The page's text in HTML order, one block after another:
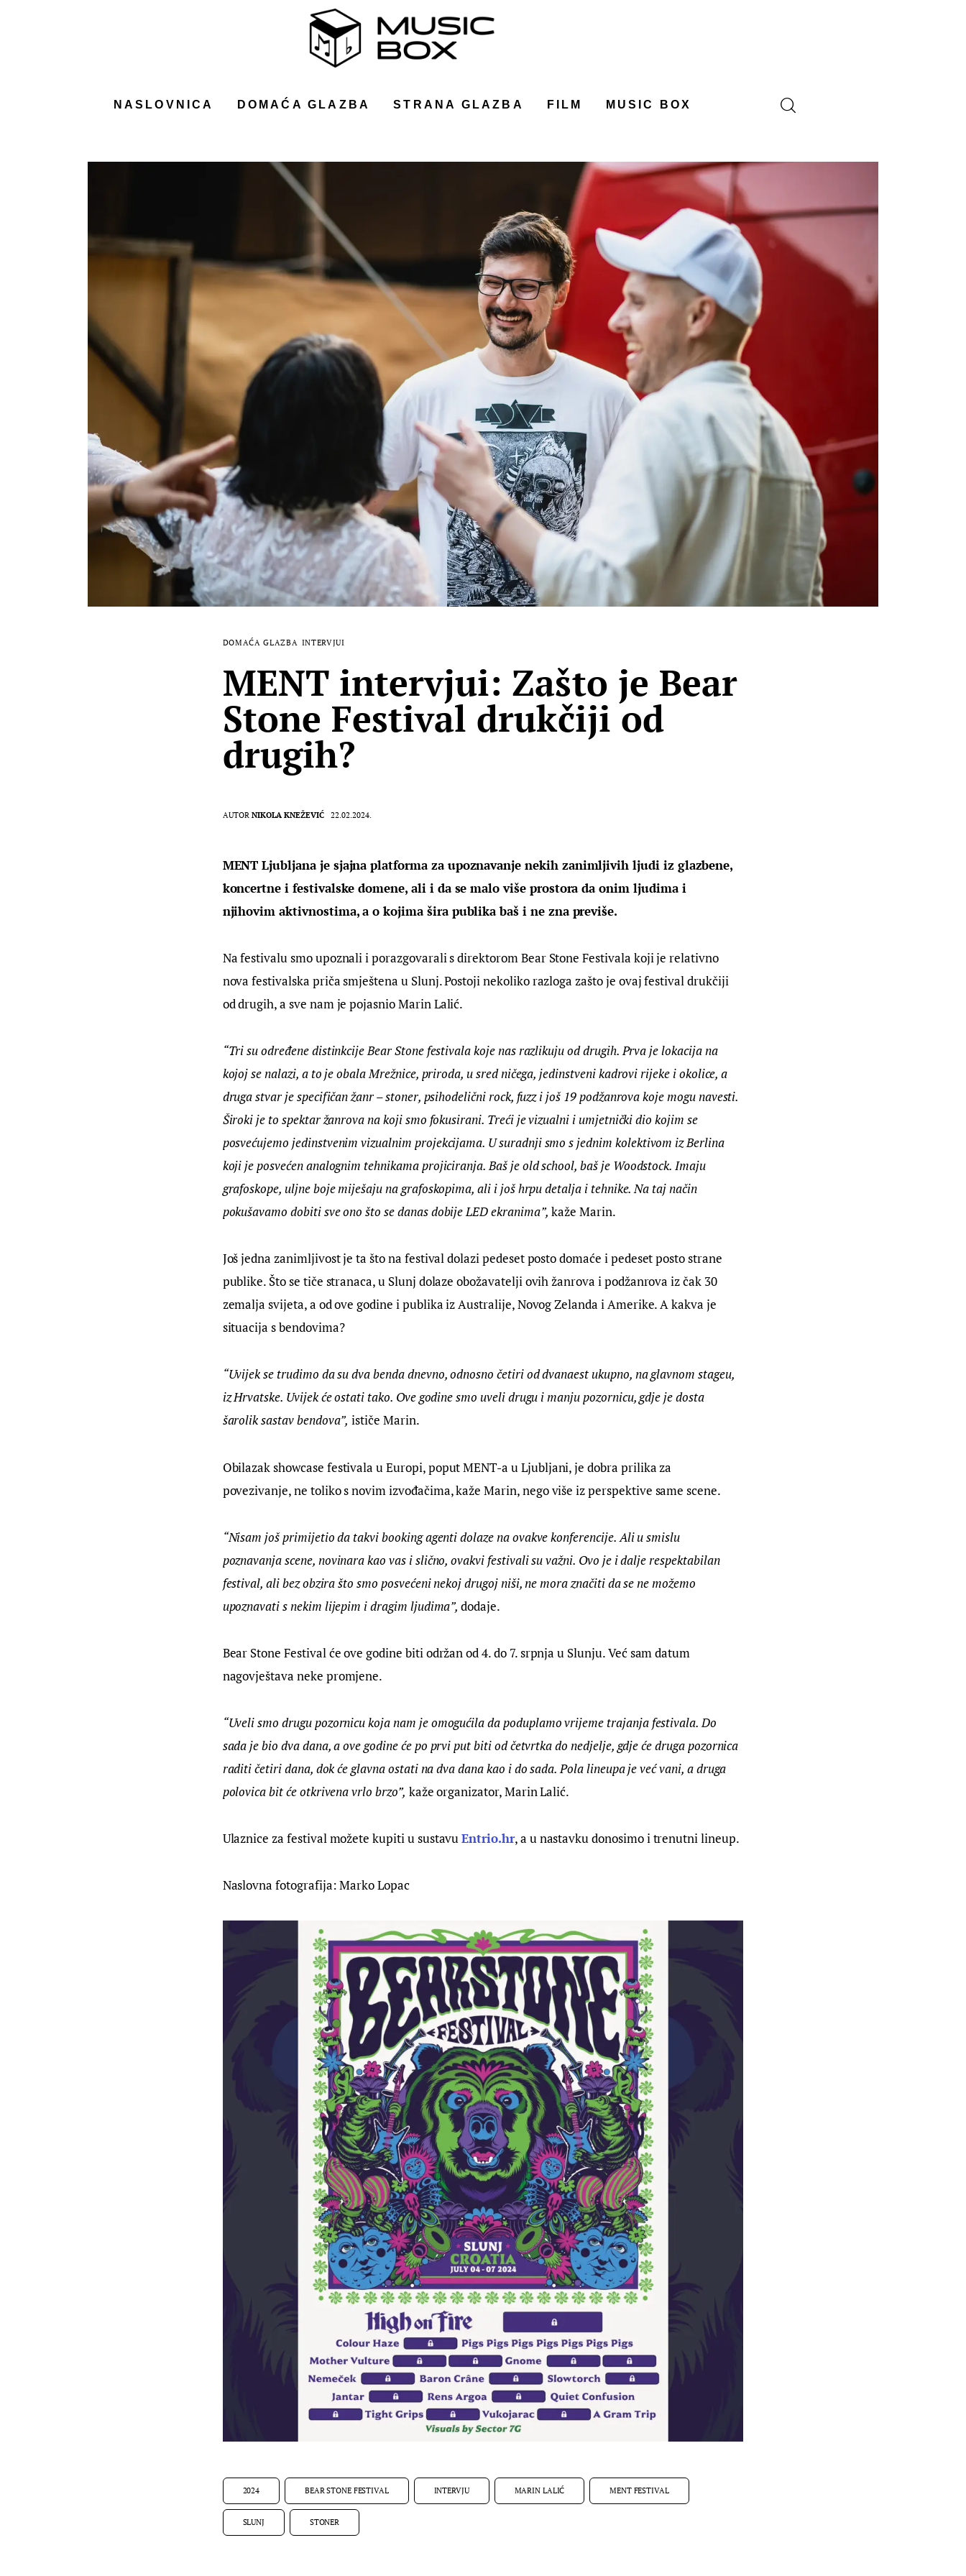
NASLOVNICA DOMAĆA GLAZBA STRANA GLAZBA FILM MUSIC BOX
DOMAĆA GLAZBA INTERVJUI
MENT intervjui: Zašto je Bear
Stone Festival drukčiji od
drugih?
AUTOR NIKOLA KNEŽEVIĆ 22.02.2024.
MENT Ljubljana je sjajna platforma za upoznavanje nekih zanimljivih ljudi iz glazbene,
koncertne i festivalske domene, ali i da se malo više prostora da onim ljudima i
njihovim aktivnostima, a o kojima šira publika baš i ne zna previše.
Na festivalu smo upoznali i porazgovarali s direktorom Bear Stone Festivala koji je relativno
nova festivalska priča smještena u Slunj. Postoji nekoliko razloga zašto je ovaj festival drukčiji
od drugih, a sve nam je pojasnio Marin Lalić.
“Tri su određene distinkcije Bear Stone festivala koje nas razlikuju od drugih. Prva je lokacija na
kojoj se nalazi, a to je obala Mrežnice, priroda, u sred ničega, jedinstveni kadrovi rijeke i okolice, a
druga stvar je specifičan žanr – stoner, psihodelični rock, fuzz i još 19 podžanrova koje mogu navesti.
Široki je to spektar žanrova na koji smo fokusirani. Treći je vizualni i umjetnički dio kojim se
posvećujemo jedinstvenim vizualnim projekcijama. U suradnji smo s jednim kolektivom iz Berlina
koji je posvećen analognim tehnikama projiciranja. Baš je old school, baš je Woodstock. Imaju
grafoskope, uljne boje miješaju na grafoskopima, ali i još hrpu detalja i tehnike. Na taj način
pokušavamo dobiti sve ono što se danas dobije LED ekranima”, kaže Marin.
Još jedna zanimljivost je ta što na festival dolazi pedeset posto domaće i pedeset posto strane
publike. Što se tiče stranaca, u Slunj dolaze obožavatelji ovih žanrova i podžanrova iz čak 30
zemalja svijeta, a od ove godine i publika iz Australije, Novog Zelanda i Amerike. A kakva je
situacija s bendovima?
“Uvijek se trudimo da su dva benda dnevno, odnosno četiri od dvanaest ukupno, na glavnom stageu,
iz Hrvatske. Uvijek će ostati tako. Ove godine smo uveli drugu i manju pozornicu, gdje je dosta
šarolik sastav bendova”, ističe Marin.
Obilazak showcase festivala u Europi, poput MENT-a u Ljubljani, je dobra prilika za
povezivanje, ne toliko s novim izvođačima, kaže Marin, nego više iz perspektive same scene.
“Nisam još primijetio da takvi booking agenti dolaze na ovakve konferencije. Ali u smislu
poznavanja scene, novinara kao vas i slično, ovakvi festivali su važni. Ovo je i dalje respektabilan
festival, ali bez obzira što smo posvećeni nekoj drugoj niši, ne mora značiti da se ne možemo
upoznavati s nekim lijepim i dragim ljudima”, dodaje.
Bear Stone Festival će ove godine biti održan od 4. do 7. srpnja u Slunju. Već sam datum
nagovještava neke promjene.
“Uveli smo drugu pozornicu koja nam je omogućila da poduplamo vrijeme trajanja festivala. Do
sada je bio dva dana, a ove godine će po prvi put biti od četvrtka do nedjelje, gdje će druga pozornica
raditi četiri dana, dok će glavna ostati na dva dana kao i do sada. Pola lineupa je već vani, a druga
polovica bit će otkrivena vrlo brzo”, kaže organizator, Marin Lalić.
Ulaznice za festival možete kupiti u sustavu Entrio.hr, a u nastavku donosimo i trenutni lineup.
Naslovna fotografija: Marko Lopac
2024 BEAR STONE FESTIVAL INTERVJU MARIN LALIĆ MENT FESTIVAL
SLUNJ STONER